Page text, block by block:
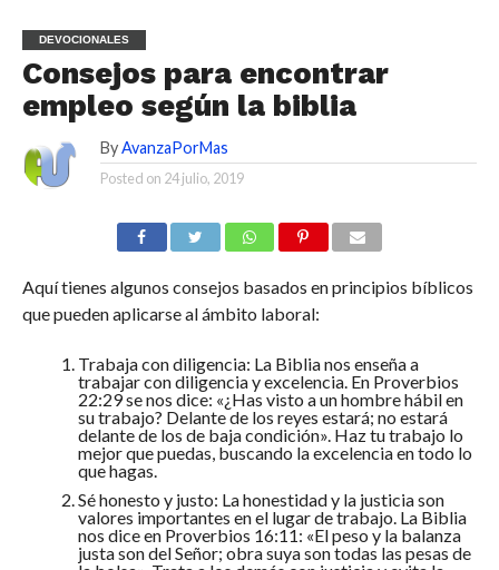
DEVOCIONALES
Consejos para encontrar
empleo según la biblia
By AvanzaPorMas
Posted on 24 julio, 2019
Aquí tienes algunos consejos basados en principios bíblicos
que pueden aplicarse al ámbito laboral:
Trabaja con diligencia: La Biblia nos enseña a
trabajar con diligencia y excelencia. En Proverbios
22:29 se nos dice: «¿Has visto a un hombre hábil en
su trabajo? Delante de los reyes estará; no estará
delante de los de baja condición». Haz tu trabajo lo
mejor que puedas, buscando la excelencia en todo lo
que hagas.
Sé honesto y justo: La honestidad y la justicia son
valores importantes en el lugar de trabajo. La Biblia
nos dice en Proverbios 16:11: «El peso y la balanza
justa son del Señor; obra suya son todas las pesas de